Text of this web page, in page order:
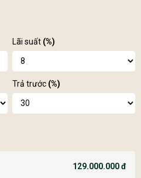
Lãi suất (%)
Trả trước (%)
129.000.000 đ